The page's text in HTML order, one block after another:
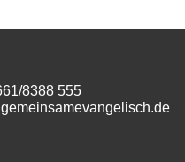
8388 555
m